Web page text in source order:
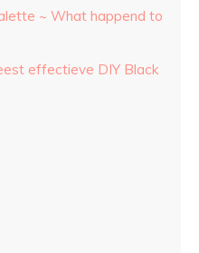
~ What happend to
effectieve DIY Black